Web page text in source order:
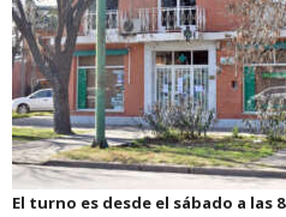
El turno es desde el sábado a las